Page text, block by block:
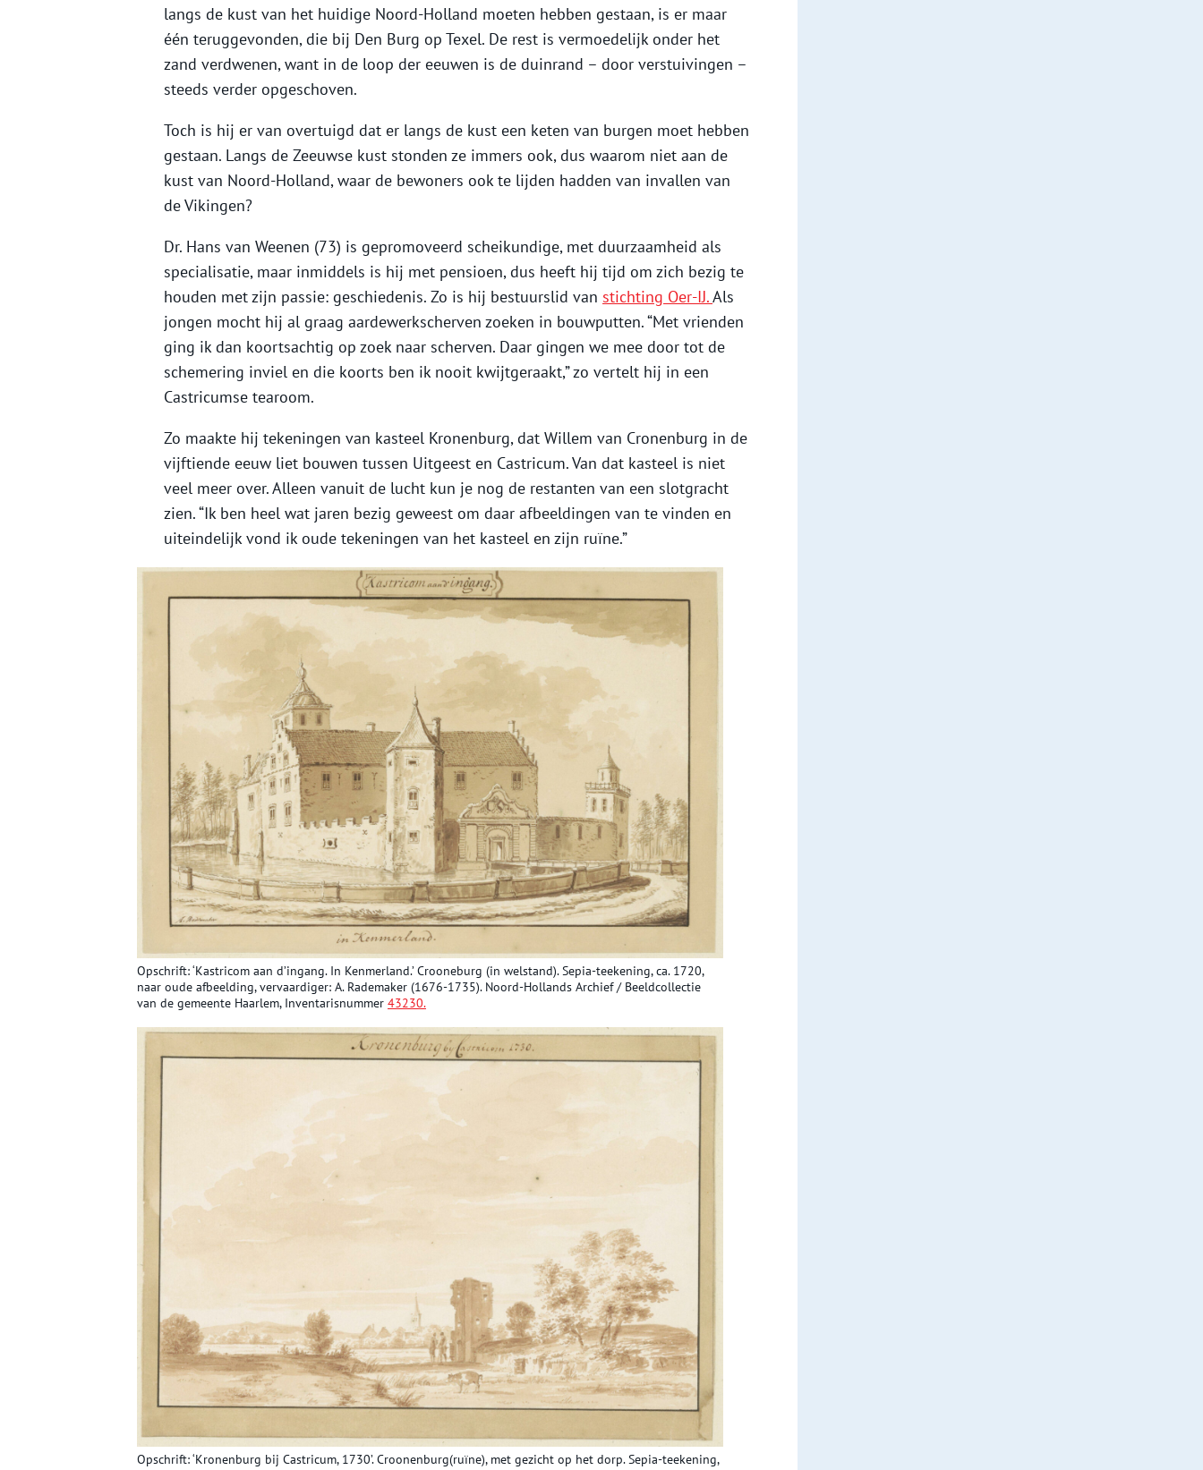
langs de kust van het huidige Noord-Holland moeten hebben gestaan, is er maar
één teruggevonden, die bij Den Burg op Texel. De rest is vermoedelijk onder het
zand verdwenen, want in de loop der eeuwen is de duinrand – door verstuivingen –
steeds verder opgeschoven.
Toch is hij er van overtuigd dat er langs de kust een keten van burgen moet hebben
gestaan. Langs de Zeeuwse kust stonden ze immers ook, dus waarom niet aan de
kust van Noord-Holland, waar de bewoners ook te lijden hadden van invallen van
de Vikingen?
Dr. Hans van Weenen (73) is gepromoveerd scheikundige, met duurzaamheid als
specialisatie, maar inmiddels is hij met pensioen, dus heeft hij tijd om zich bezig te
houden met zijn passie: geschiedenis. Zo is hij bestuurslid van stichting Oer-IJ.Als
jongen mocht hij al graag aardewerkscherven zoeken in bouwputten. “Met vrienden
ging ik dan koortsachtig op zoek naar scherven. Daar gingen we mee door tot de
schemering inviel en die koorts ben ik nooit kwijtgeraakt,” zo vertelt hij in een
Castricumse tearoom.
Zo maakte hij tekeningen van kasteel Kronenburg, dat Willem van Cronenburg in de
vijftiende eeuw liet bouwen tussen Uitgeest en Castricum. Van dat kasteel is niet
veel meer over. Alleen vanuit de lucht kun je nog de restanten van een slotgracht
zien. “Ik ben heel wat jaren bezig geweest om daar afbeeldingen van te vinden en
uiteindelijk vond ik oude tekeningen van het kasteel en zijn ruïne.”
Opschrift: ‘Kastricom aan d’ingang. In Kenmerland.’ Crooneburg (in welstand). Sepia-teekening, ca. 1720,
naar oude afbeelding, vervaardiger: A. Rademaker (1676-1735). Noord-Hollands Archief / Beeldcollectie
van de gemeente Haarlem, Inventarisnummer 43230.
Opschrift: ‘Kronenburg bij Castricum, 1730’. Croonenburg(ruïne), met gezicht op het dorp. Sepia-teekening,